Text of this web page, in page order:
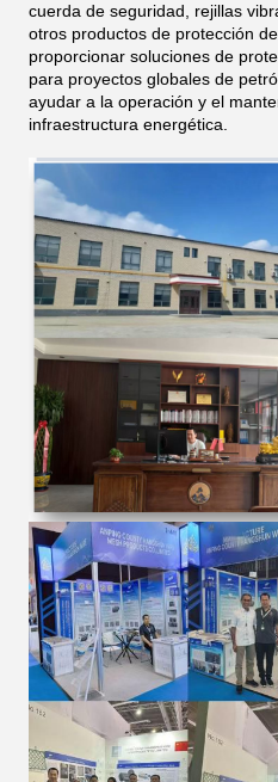
cuerda de seguridad, rejillas
otros productos de protección
proporcionar soluciones de
para proyectos globales de
ayudar a la operación y el
infraestructura energética.